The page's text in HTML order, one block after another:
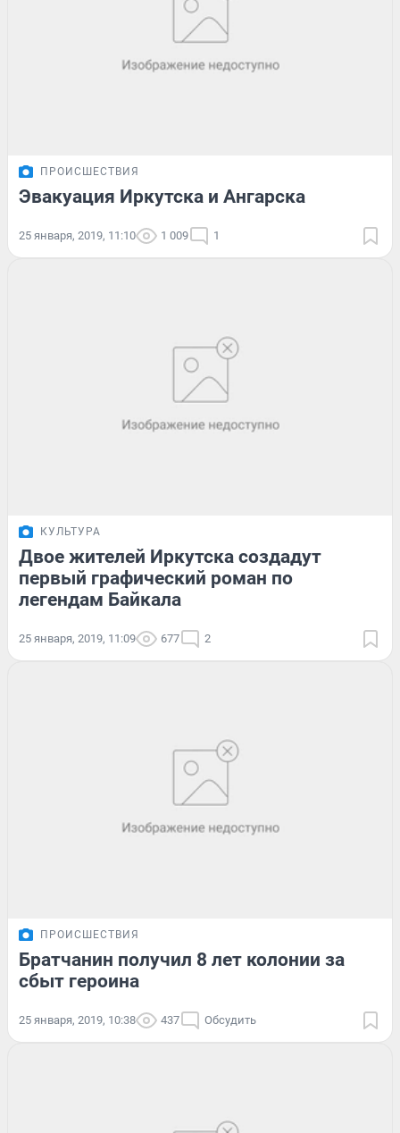
ПРОИСШЕСТВИЯ
Эвакуация Иркутска и Ангарска
25 января, 2019, 11:10 1 009 1
КУЛЬТУРА
Двое жителей Иркутска создадут
первый графический роман по
легендам Байкала
25 января, 2019, 11:09 677 2
ПРОИСШЕСТВИЯ
Братчанин получил 8 лет колонии за
сбыт героина
25 января, 2019, 10:38 437 Обсудить